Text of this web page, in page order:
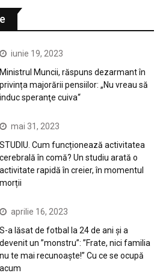
iunie 19, 2023
Ministrul Muncii, răspuns dezarmant în
privința majorării pensiilor: „Nu vreau să
induc speranţe cuiva“
mai 31, 2023
STUDIU. Cum funcționează activitatea
cerebrală în comă? Un studiu arată o
activitate rapidă în creier, în momentul
morții
aprilie 16, 2023
S-a lăsat de fotbal la 24 de ani și a
devenit un ”monstru”: ”Frate, nici familia
nu te mai recunoaște!” Cu ce se ocupă
acum